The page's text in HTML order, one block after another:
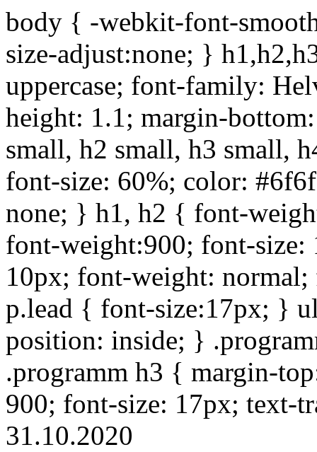
body { -webkit-font-
size-adjust:none; }
uppercase; font-family:
height: 1.1; margin-
small, h2 small, h3 small,
font-size: 60%; color:
none; } h1, h2 { font-
font-weight:900; font-
10px; font-weight:
p.lead { font-size:17px; }
position: inside; }
.programm h3 { margin-
900; font-size: 17px; text-
31.10.2020